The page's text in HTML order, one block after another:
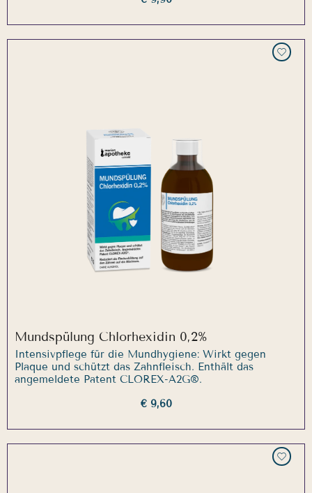
Mundspülung Chlorhexidin 0,2%
Intensivpflege für die Mundhygiene: Wirkt gegen
Plaque und schützt das Zahnfleisch. Enthält das
angemeldete Patent CLOREX-A2G®.
€ 9,60